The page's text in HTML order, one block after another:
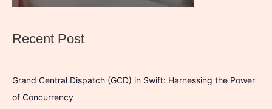
Recent Post
Grand Central Dispatch (GCD) in Swift: Harnessing the Power
of Concurrency